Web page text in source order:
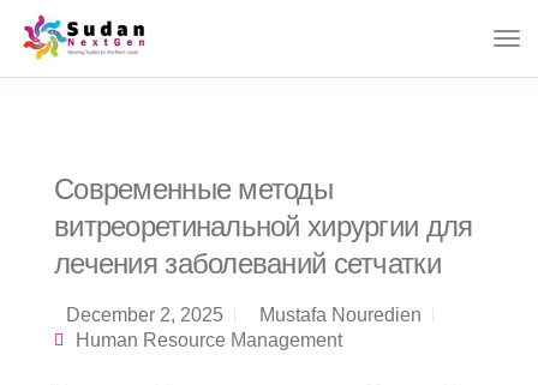
Современные методы
витреоретинальной хирургии для
лечения заболеваний сетчатки
December 2, 2025
Mustafa Nouredien
Human Resource Management